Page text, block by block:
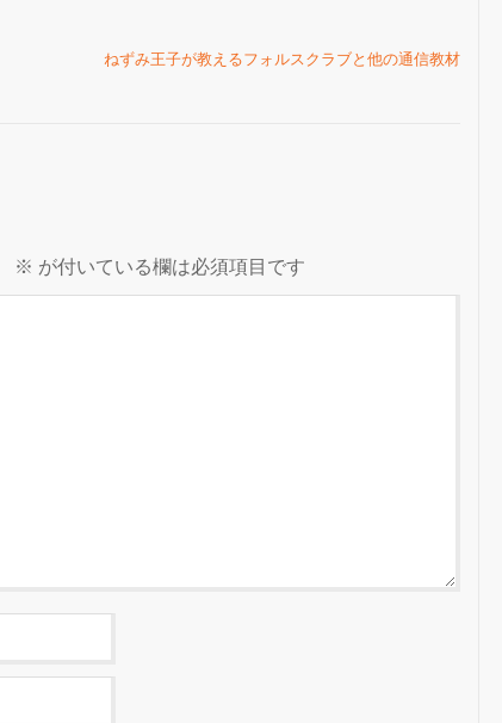
ねずみ王子が教えるフォルスクラブと他の通信教材
※ が付いている欄は必須項目です